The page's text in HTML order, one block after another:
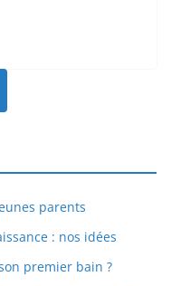
parents
: nos idées
premier bain ?